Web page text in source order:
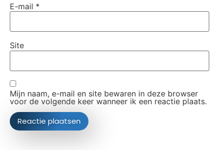
E-mail *
Site
Mijn naam, e-mail en site bewaren in deze browser
voor de volgende keer wanneer ik een reactie plaats.